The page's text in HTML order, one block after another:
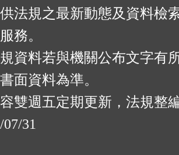
法規之最新動態及資料檢
務。
資料若與機關公布文字有
面資料為準。
雙週五定期更新，法規整
07/31